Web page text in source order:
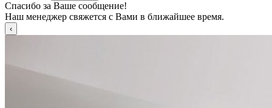
Спасибо за Ваше сообщение!
Наш менеджер свяжется с Вами в ближайшее время.